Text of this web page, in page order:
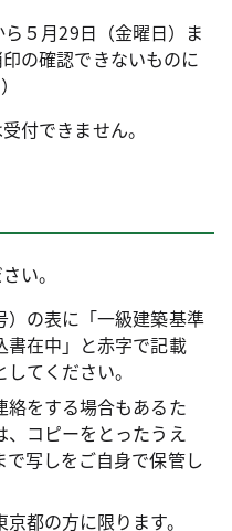
５月29日（金曜日）ま
の確認できないものに
付できません。
い。
の表に「一級建築基準
書在中」と赤字で記載
てください。
をする場合もあるた
、コピーをとったうえ
写しをご自身で保管し
都の方に限ります。